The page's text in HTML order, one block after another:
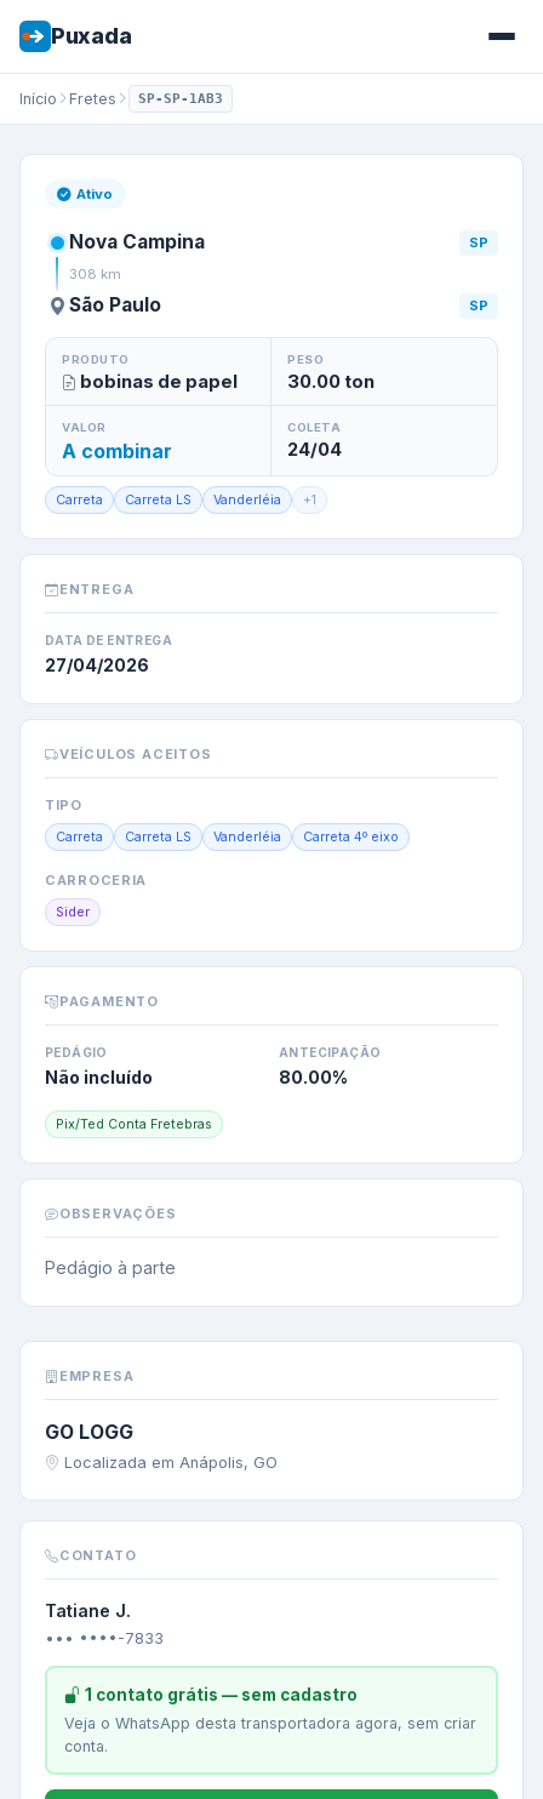
Puxada
Início Fretes SP-SP-1AB3
Frete de
Ativo
Nova Campina
SP
308 km
São Paulo SP
PRODUTO
bobinas de papel
PESO
30.00ton
VALOR
A combinar
COLETA
24/04
Carreta Carreta LS Vanderléia +1
ENTREGA
DATA DE ENTREGA
27/04/2026
VEÍCULOS ACEITOS
TIPO
Carreta Carreta LS Vanderléia Carreta 4º eixo
CARROCERIA
Sider
PAGAMENTO
PEDÁGIO
Não incluído
ANTECIPAÇÃO
80.00%
Pix/Ted Conta Fretebras
OBSERVAÇÕES
Pedágio à parte
EMPRESA
GO LOGG
Localizada em Anápolis, GO
CONTATO
Tatiane J.
••• ••••-7833
1 contato grátis — sem cadastro
Veja o WhatsApp desta transportadora agora, sem criar
conta.